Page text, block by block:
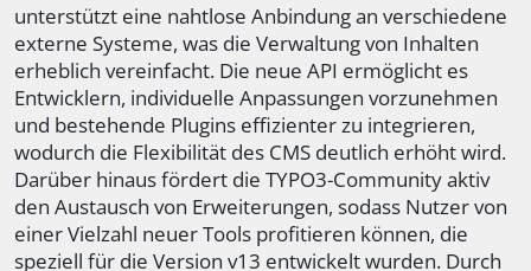
unterstützt eine nahtlose Anbindung an verschiedene
externe Systeme, was die Verwaltung von Inhalten
erheblich vereinfacht. Die neue API ermöglicht es
Entwicklern, individuelle Anpassungen vorzunehmen
und bestehende Plugins effizienter zu integrieren,
wodurch die Flexibilität des CMS deutlich erhöht wird.
Darüber hinaus fördert die TYPO3-Community aktiv
den Austausch von Erweiterungen, sodass Nutzer von
einer Vielzahl neuer Tools profitieren können, die
speziell für die Version v13 entwickelt wurden. Durch